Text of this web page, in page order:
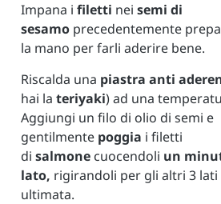
Impana i filetti nei semi di
sesamo precedentemente
la mano per farli aderire bene.
Riscalda una piastra anti
hai la teriyaki) ad una
Aggiungi un filo di olio di semi e
gentilmente poggia i filetti
di salmone cuocendoli un
lato, rigirandoli per gli altri 3
ultimata.